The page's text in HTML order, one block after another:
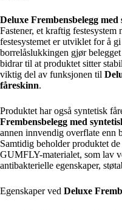
Deluxe Frembensbelegg
Fastener, et kraftig
festesystemet er utviklet for å
borrelåslukkingen gjør
bidrar til at produktet sitter
viktig del av funksjonen til
fåreskinn.
Produktet har også syntetisk
Frembensbelegg med
annen innvendig overflate enn
Samtidig beholder produktet
GUMFLY-materialet, som lav
antibakterielle egenskaper,
Egenskaper ved Deluxe